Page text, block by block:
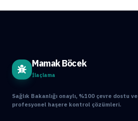
Mamak Böcek
İlaçlama
Sağlık Bakanlığı onaylı, %100 çevre dostu ve
profesyonel haşere kontrol çözümleri.